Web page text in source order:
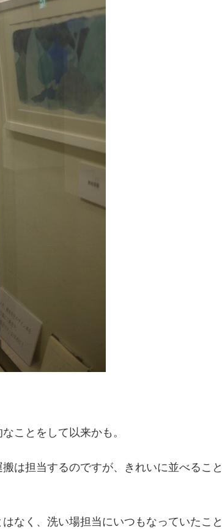
ことをして以来かも。
は担当するのですが、きれいに並べること
なく、洗い場担当にいつもなっていたこと